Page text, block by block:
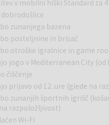
v mobilni hiški Standard za
dobrodošlice
zunanjega bazena
posteljnine in brisač
otroške igralnice in game
jogo v Mediterranean City (od
čiščenje
prijavo od 12. ure (glede na
zunanjih športnih igrišč
razpoložljivost)
Wi-Fi